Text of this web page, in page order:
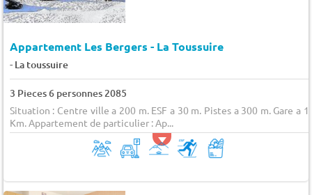
Appartement Les Bergers - La Toussuire
- La toussuire
3 Pieces 6 personnes 2085
Situation : Centre ville a 200 m. ESF a 30 m. Pistes a 300 m. Gare a
Km. Appartement de particulier : Ap...